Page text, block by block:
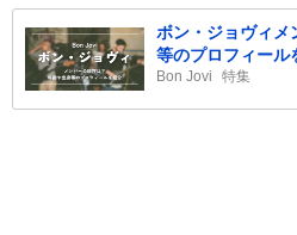
ボン・ジョヴィメ
等のプロフィール
Bon Jovi 特集